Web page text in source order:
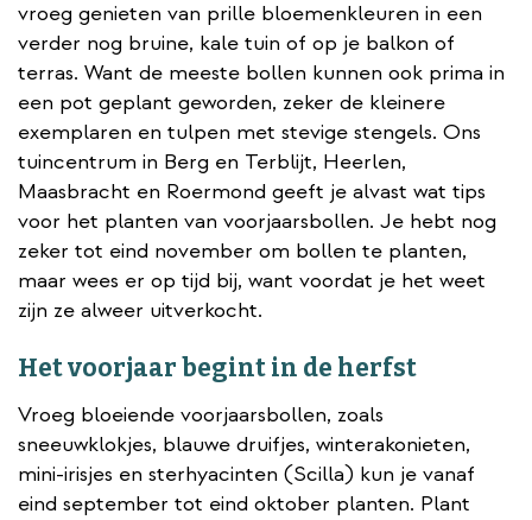
vroeg genieten van prille bloemenkleuren in een
verder nog bruine, kale tuin of op je balkon of
terras. Want de meeste bollen kunnen ook prima in
een pot geplant geworden, zeker de kleinere
exemplaren en tulpen met stevige stengels. Ons
tuincentrum in Berg en Terblijt, Heerlen,
Maasbracht en Roermond geeft je alvast wat tips
voor het planten van voorjaarsbollen. Je hebt nog
zeker tot eind november om bollen te planten,
maar wees er op tijd bij, want voordat je het weet
zijn ze alweer uitverkocht.
Het voorjaar begint in de herfst
Vroeg bloeiende voorjaarsbollen, zoals
sneeuwklokjes, blauwe druifjes, winterakonieten,
mini-irisjes en sterhyacinten (Scilla) kun je vanaf
eind september tot eind oktober planten. Plant